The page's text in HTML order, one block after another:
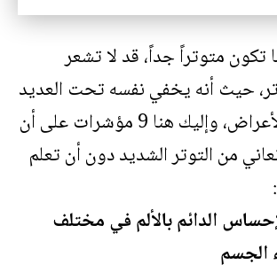
تكون متوتراً جداً، قد لا تشعر
حيث أنه يخفي نفسه تحت العديد
من الأعراض، وإليك هنا 9 مؤشرات على أن
من التوتر الشديد دون أن تعلم
الدائم بالألم في مختلف
الجسم